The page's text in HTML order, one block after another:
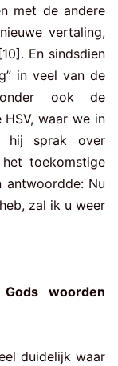
met de andere
vertaling,
En sindsdien
in veel van de
ook de
waar we in
hij sprak over
toekomstige
antwoordde: Nu
zal ik u weer
woorden
duidelijk waar